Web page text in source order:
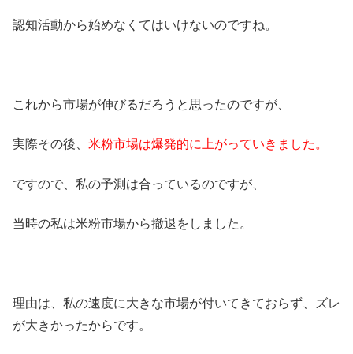
認知活動から始めなくてはいけないのですね。
これから市場が伸びるだろうと思ったのですが、
実際その後、 米粉市場は爆発的に上がっていきました。
ですので、私の予測は合っているのですが、
当時の私は米粉市場から撤退をしました。
理由は、私の速度に大きな市場が付いてきておらず、ズレ
が大きかったからです。